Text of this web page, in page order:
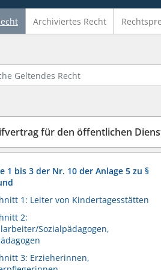
Archiviertes Recht
Geltendes Recht
für den öffentlichen
1 bis 3 der Nr. 10 der Anlage 5 zu §
1: Leiter von Kindertagesstätten
2:
Sozialpädagogen,
3: Erzieherinnen,